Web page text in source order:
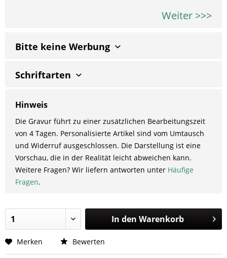
Weiter >>>
Bitte keine Werbung
Schriftarten
Hinweis
Die Gravur führt zu einer zusätzlichen Bearbeitungszeit
von 4 Tagen. Personalisierte Artikel sind vom Umtausch
und Widerruf ausgeschlossen. Die Darstellung ist eine
Vorschau, die in der Realität leicht abweichen kann.
Weitere Fragen? Wir liefern antworten unter Häufige
Fragen.
In den Warenkorb
Merken Bewerten